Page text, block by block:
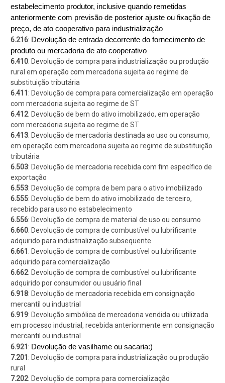
estabelecimento produtor, inclusive quando remetidas
anteriormente com previsão de posterior ajuste ou fixação de
preço, de ato cooperativo para industrialização
6.216: Devolução de entrada decorrente do fornecimento de
produto ou mercadoria de ato cooperativo
6.410: Devolução de compra para industrialização ou produção
rural em operação com mercadoria sujeita ao regime de
substituição tributária
6.411: Devolução de compra para comercialização em operação
com mercadoria sujeita ao regime de ST
6.412: Devolução de bem do ativo imobilizado, em operação
com mercadoria sujeita ao regime de ST
6.413: Devolução de mercadoria destinada ao uso ou consumo,
em operação com mercadoria sujeita ao regime de substituição
tributária
6.503: Devolução de mercadoria recebida com fim específico de
exportação
6.553: Devolução de compra de bem para o ativo imobilizado
6.555: Devolução de bem do ativo imobilizado de terceiro,
recebido para uso no estabelecimento
6.556: Devolução de compra de material de uso ou consumo
6.660: Devolução de compra de combustível ou lubrificante
adquirido para industrialização subsequente
6.661: Devolução de compra de combustível ou lubrificante
adquirido para comercialização
6.662: Devolução de compra de combustível ou lubrificante
adquirido por consumidor ou usuário final
6.918: Devolução de mercadoria recebida em consignação
mercantil ou industrial
6.919: Devolução simbólica de mercadoria vendida ou utilizada
em processo industrial, recebida anteriormente em consignação
mercantil ou industrial
6.921: Devolução de vasilhame ou sacaria:)
7.201: Devolução de compra para industrialização ou produção
rural
7.202: Devolução de compra para comercialização